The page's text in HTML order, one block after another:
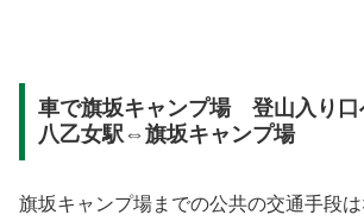
車で旗坂キャンプ場 登山入
八乙女駅⇔旗坂キャンプ場
旗坂キャンプ場までの公共の交通手段